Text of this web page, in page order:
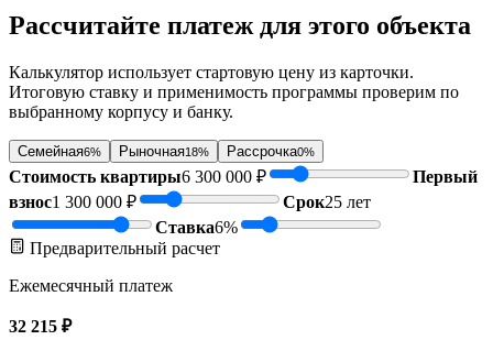
Рассчитайте платеж для этого объекта
Калькулятор использует стартовую цену из карточки.
Итоговую ставку и применимость программы проверим по
выбранному корпусу и банку.
Семейная6% Рыночная18% Рассрочка0%
Стоимость квартиры6 300 000 ₽
Первый
взнос1 300 000 ₽ Срок25 лет
Ставка6%
Предварительный расчет
Ежемесячный платеж
32 215 ₽